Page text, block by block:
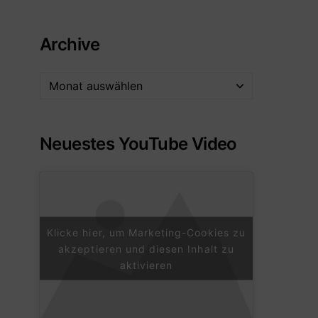
Archive
Neuestes YouTube Video
Klicke hier, um Marketing-Cookies zu
akzeptieren und diesen Inhalt zu
aktivieren